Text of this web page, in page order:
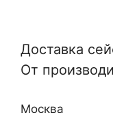
Кабинетные
Недорогие
Отдельные и
Доставка
От
Москва